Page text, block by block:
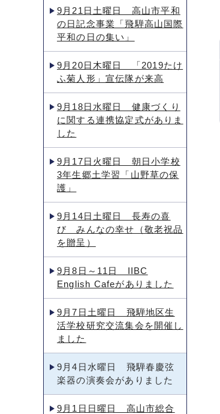
9月21日土曜日 高山市平和
の日記念事業「飛騨高山国際
平和の日の集い」
9月20日木曜日 「2019たけ
ふ菊人形」宣伝隊が来高
9月18日水曜日 健康づくり
に関する連携協定式がありま
した
9月17日火曜日 朝日小学校
3年生郷土学習「山野草の保
護」
9月14日土曜日 長寿の喜
び みんなの幸せ（敬老祝品
を贈呈）
9月8日～11日 IIBC
English Cafeがありました
9月7日土曜日 飛騨地区生
活学校研究交流集会を開催し
ました
9月4日水曜日 飛騨春慶弦
楽器の演奏会がありました
9月1日日曜日 高山市総合